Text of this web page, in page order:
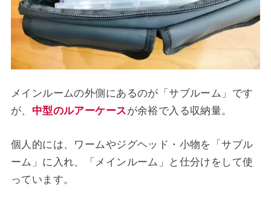
メインルームの外側にあるのが「サブルーム」です
が、 中型のルアーケースが余裕で入る収納量。
個人的には、ワームやジグヘッド・小物を「サブル
ーム」に入れ、「メインルーム」と仕分けをして使
っています。